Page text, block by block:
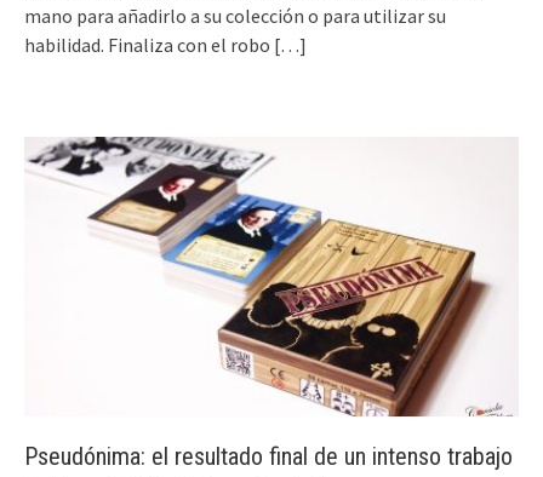
mano para añadirlo a su colección o para utilizar su
habilidad. Finaliza con el robo […]
Pseudónima: el resultado final de un intenso trabajo